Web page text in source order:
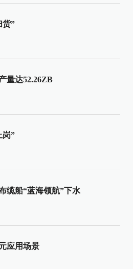
货”
量达52.26ZB
岗”
缆船“蓝海领航”下水
应用场景